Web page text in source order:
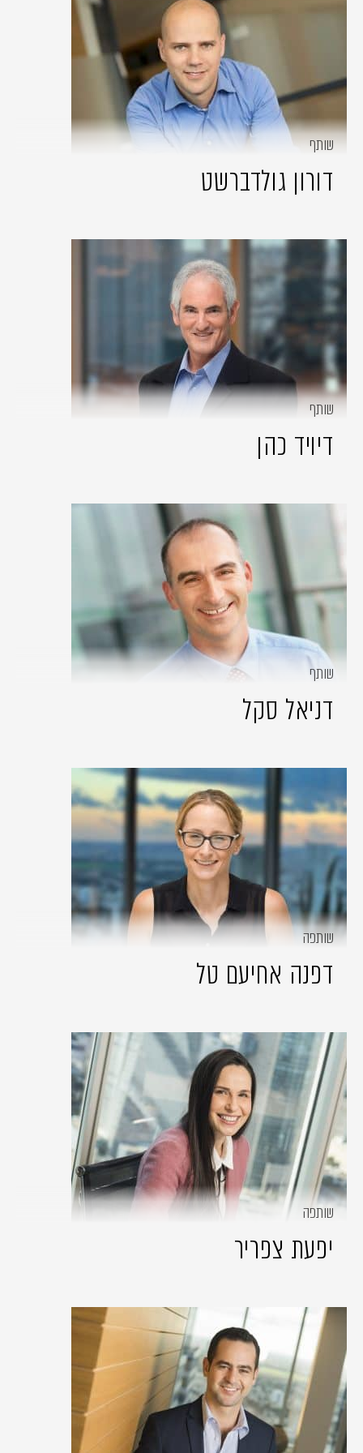
שותף
דורון גולדברשט
שותף
דיויד כהן
שותף
דניאל סקל
שותפה
דפנה אחיעם טל
שותפה
יפעת צפריר